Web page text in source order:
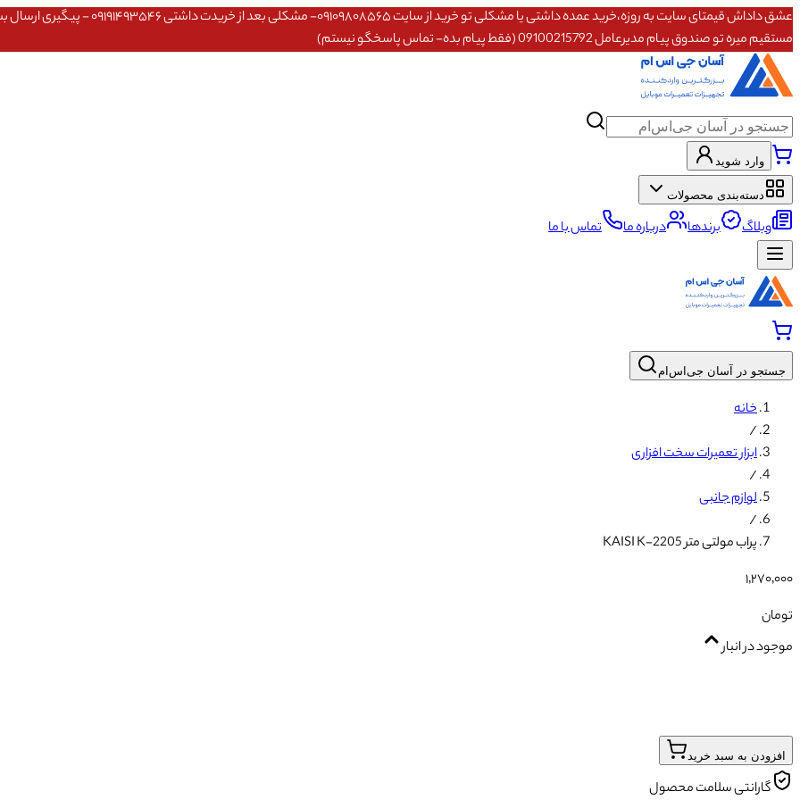
مستقیم میره تو صندوق پیام مدیرعامل 09100215792 (فقط پیام بده- تماس پاسخگو نیستم)
وارد شوید
دسته‌بندی محصولات
وبلاگ برندها درباره ما تماس با ما
جستجو در آسان جی‌اس‌ام
خانه
/
ابزار تعمیرات سخت افزاری
/
لوازم جانبی
/
پراب مولتی متر KAISI K-2205
۱٬۲۷۰٬۰۰۰
تومان
موجود در انبار
افزودن به سبد خرید
گارانتی سلامت محصول